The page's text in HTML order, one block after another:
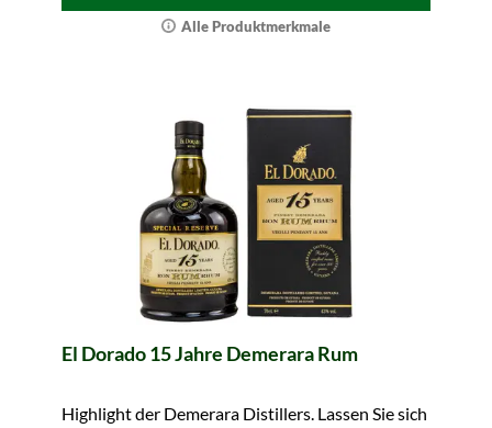
Alle Produktmerkmale
El Dorado 15 Jahre Demerara Rum
Highlight der Demerara Distillers. Lassen Sie sich